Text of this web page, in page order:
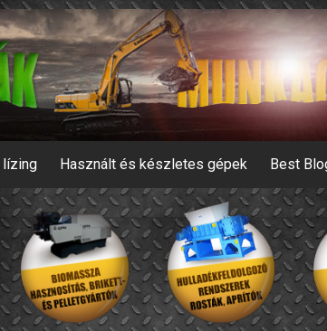
lízing Használt és készletes gépek Best